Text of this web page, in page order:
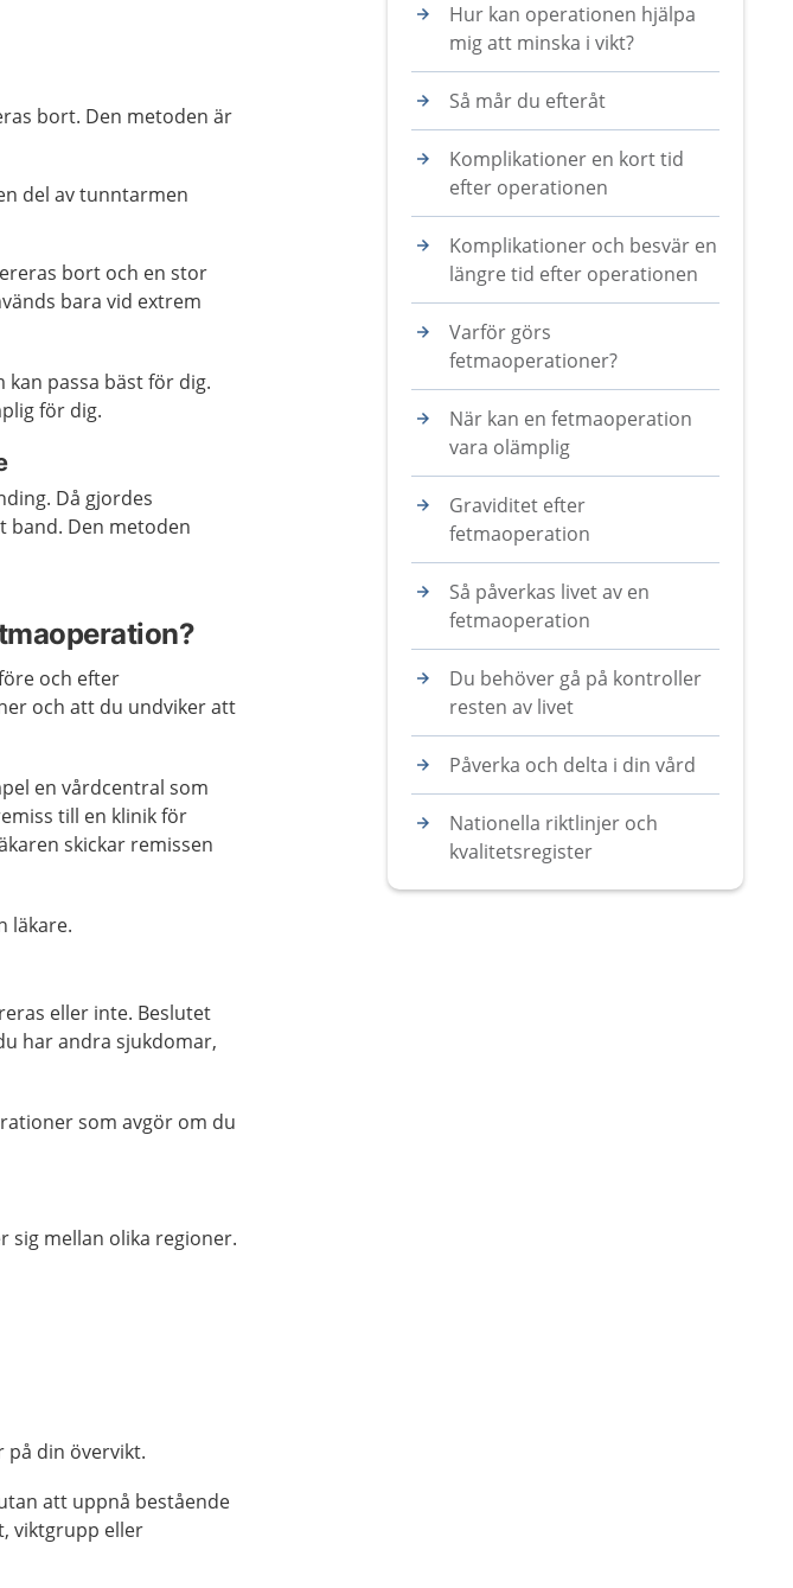
bort. Den metoden är
del av tunntarmen
bort och en stor
bara vid extrem
passa bäst för dig.
för dig.
Då gjordes
band. Den metoden
och efter
och att du undviker att
en vårdcentral som
till en klinik för
skickar remissen
läkare.
eller inte. Beslutet
har andra sjukdomar,
som avgör om du
sig mellan olika regioner.
på din övervikt.
att uppnå bestående
viktgrupp eller
Hur kan operationen hjälpa
mig att minska i vikt?
Så mår du efteråt
Komplikationer en kort tid
efter operationen
Komplikationer och besvär en
längre tid efter operationen
Varför görs
fetmaoperationer?
När kan en fetmaoperation
vara olämplig
Graviditet efter
fetmaoperation
Så påverkas livet av en
fetmaoperation
Du behöver gå på kontroller
resten av livet
Påverka och delta i din vård
Nationella riktlinjer och
kvalitetsregister